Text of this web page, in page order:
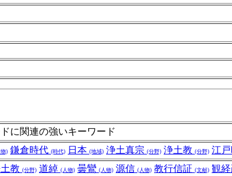
に関連の強いキーワード
) 鎌倉時代 (時代) 日本 (地域) 浄土真宗 (分野) 浄土教 (分野) 江
教 (分野) 道綽 (人物) 曇鸞 (人物) 源信 (人物) 教行信証 (文献) 観